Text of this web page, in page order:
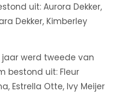
uit: Aurora Dekker,
Dekker, Kimberley
werd tweede van
bestond uit: Fleur
Estrella Otte, Ivy Meijer